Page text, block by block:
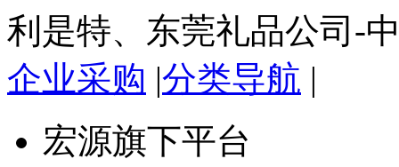
利是特、东莞礼品公司-
企业采购 |分类导航 |
宏源旗下平台